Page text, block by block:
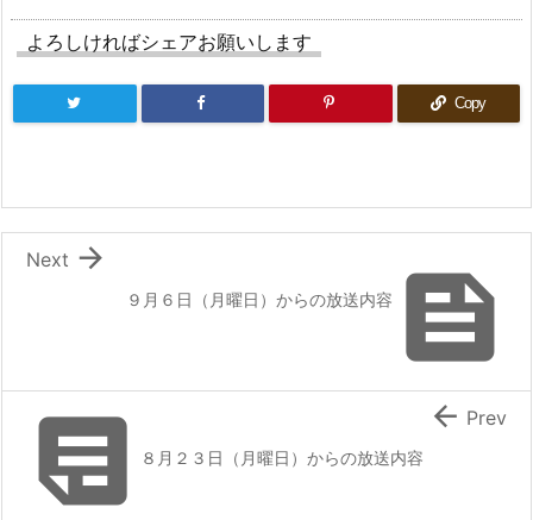
よろしければシェアお願いします
Copy

９月６日（月曜日）からの放送内容

Next
 ８月２３日（月曜日）からの放送内容
 Prev